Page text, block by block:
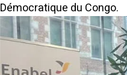
Démocratique du Congo.